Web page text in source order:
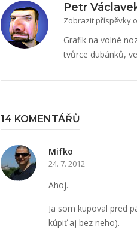
Petr
Zobrazit příspěvky
Grafik na volné
tvůrce dubánků,
14 KOMENTÁŘŮ
Mifko
24. 7. 2012
Ahoj.
Ja som kupoval pred
kúpiť aj bez neho).